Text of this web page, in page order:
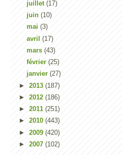
juillet (17)
juin (10)
mai (3)
avril (17)
mars (43)
février (25)
janvier (27)
► 2013 (187)
► 2012 (186)
► 2011 (251)
► 2010 (443)
► 2009 (420)
► 2007 (102)